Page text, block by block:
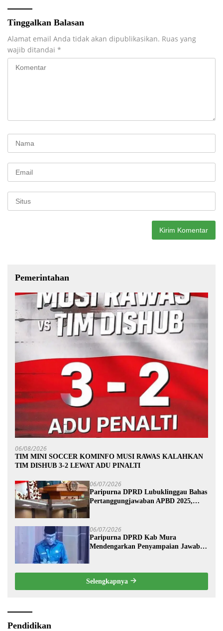
Tinggalkan Balasan
Alamat email Anda tidak akan dipublikasikan. Ruas yang
wajib ditandai *
Pemerintahan
06/08/2026
TIM MINI SOCCER KOMINFO MUSI RAWAS KALAHKAN
TIM DISHUB 3-2 LEWAT ADU PINALTI
06/07/2026
Paripurna DPRD Lubuklinggau Bahas
Pertanggungjawaban APBD 2025,
06/07/2026
Paripurna DPRD Kab Mura
Mendengarkan Penyampaian Jawaban
Kabupaten Musi Rawas Tahun
Anggaran 2025.
Selengkapnya
Pendidikan